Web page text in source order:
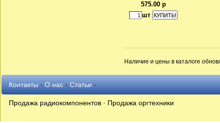
575.00 р
шт
Наличие и цены в каталоге
Контакты·О нас·Статьи·
Продажа радиокомпонентов · Продажа оргтехники